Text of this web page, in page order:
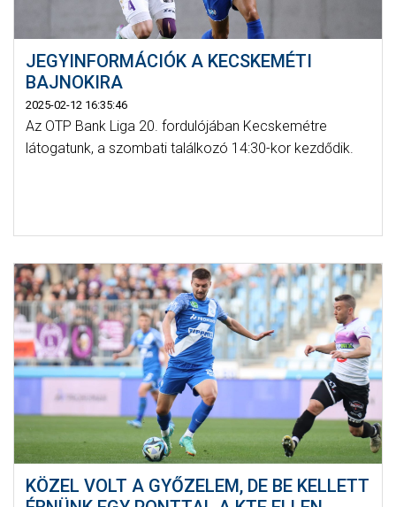
JEGYINFORMÁCIÓK A KECSKEMÉTI
BAJNOKIRA
2025-02-12 16:35:46
Az OTP Bank Liga 20. fordulójában Kecskemétre
látogatunk, a szombati találkozó 14:30-kor kezdődik.
KÖZEL VOLT A GYŐZELEM, DE BE KELLETT